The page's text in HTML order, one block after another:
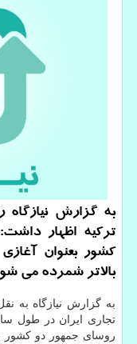
به گزارش
کشور بعنوان
بالاتر شمرده می
به گزارش نیازگاه به
تجاری ایران در طول